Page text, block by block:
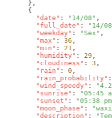
        "date"
: "14/08"
        "full_date"
: "14/
        "weekday"
: "Sex"
        "max"
: 36
        "min"
: 21
        "humidity"
: 29
        "cloudiness"
: 3
        "rain"
: 0
        "rain_probability"
:
        "wind_speedy"
:
        "sunrise"
: "05:45
        "sunset"
: "05:38
        "moon_phase"
:
        "description"
: